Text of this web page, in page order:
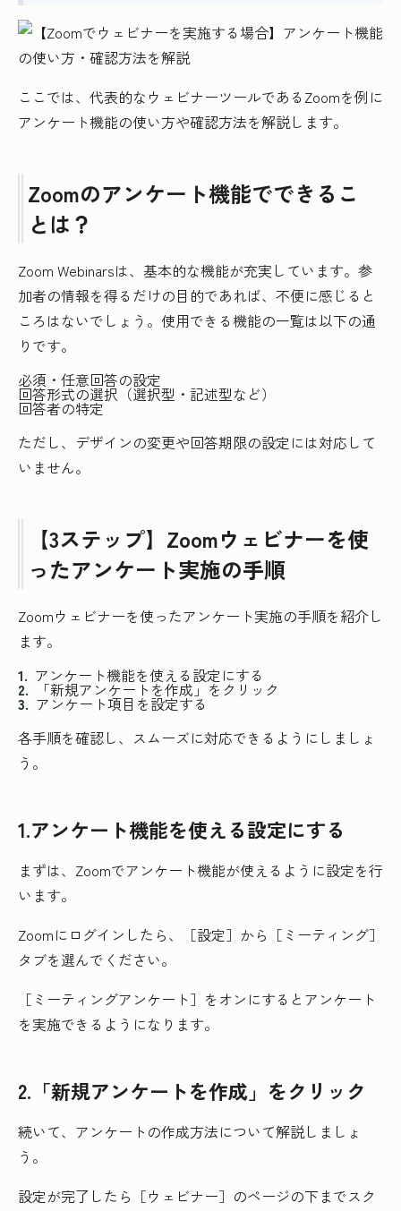
ここでは、代表的なウェビナーツールであるZoomを例に
アンケート機能の使い方や確認方法を解説します。
Zoomのアンケート機能でできるこ
とは？
Zoom Webinarsは、基本的な機能が充実しています。参
加者の情報を得るだけの目的であれば、不便に感じると
ころはないでしょう。使用できる機能の一覧は以下の通
りです。
必須・任意回答の設定
回答形式の選択（選択型・記述型など）
回答者の特定
ただし、デザインの変更や回答期限の設定には対応して
いません。
【3ステップ】Zoomウェビナーを使
ったアンケート実施の手順
Zoomウェビナーを使ったアンケート実施の手順を紹介し
ます。
アンケート機能を使える設定にする
「新規アンケートを作成」をクリック
アンケート項目を設定する
各手順を確認し、スムーズに対応できるようにしましょ
う。
1.アンケート機能を使える設定にする
まずは、Zoomでアンケート機能が使えるように設定を行
います。
Zoomにログインしたら、［設定］から［ミーティング］
タブを選んでください。
［ミーティングアンケート］をオンにするとアンケート
を実施できるようになります。
2.「新規アンケートを作成」をクリック
続いて、アンケートの作成方法について解説しましょ
う。
設定が完了したら［ウェビナー］のページの下までスク